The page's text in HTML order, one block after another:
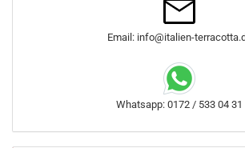
Email: info@italien-
Whatsapp: 0172 / 533 04 31